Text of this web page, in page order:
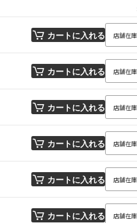
カートに入れる 店舗在庫
カートに入れる 店舗在庫
カートに入れる 店舗在庫
カートに入れる 店舗在庫
カートに入れる 店舗在庫
カートに入れる 店舗在庫